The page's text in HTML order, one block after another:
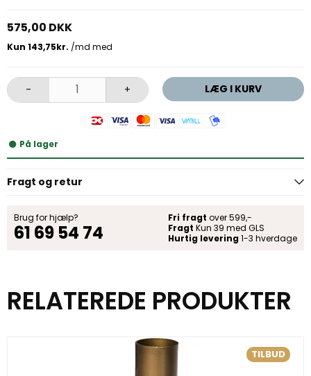
575,00 DKK
- + LÆG I KURV
På lager
Fragt og retur
Brug for hjælp?
61 69 54 74
Fri fragt over 599,-
Fragt Kun 39 med GLS
Hurtig levering 1-3 hverdage
RELATEREDE PRODUKTER
TILBUD